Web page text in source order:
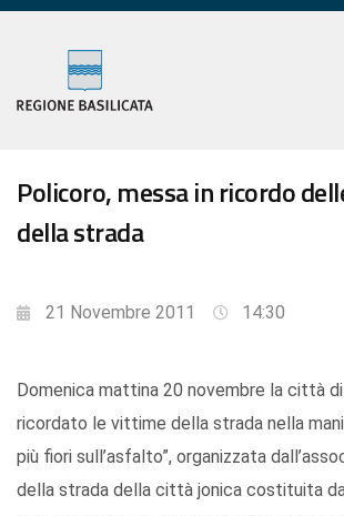
Policoro, messa in ricordo
della strada
21 Novembre 2011 14:30
Domenica mattina 20 novembre la città
ricordato le vittime della strada nella
più fiori sull’asfalto”, organizzata
della strada della città jonica costituita